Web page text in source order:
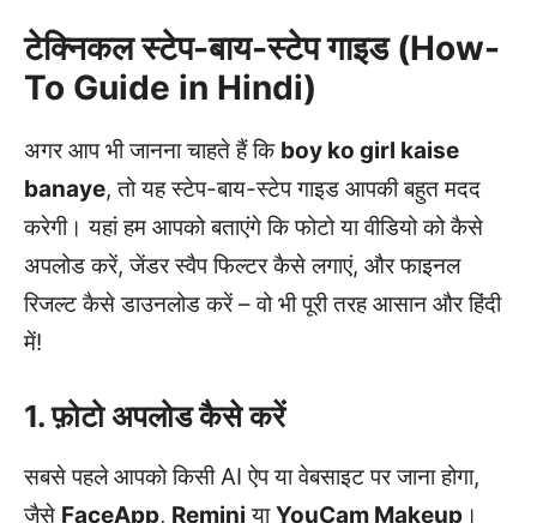
टेक्निकल स्टेप-बाय-स्टेप गाइड (How-
To Guide in Hindi)
अगर आप भी जानना चाहते हैं कि boy ko girl kaise
banaye, तो यह स्टेप-बाय-स्टेप गाइड आपकी बहुत मदद
करेगी। यहां हम आपको बताएंगे कि फोटो या वीडियो को कैसे
अपलोड करें, जेंडर स्वैप फिल्टर कैसे लगाएं, और फाइनल
रिजल्ट कैसे डाउनलोड करें – वो भी पूरी तरह आसान और हिंदी
में!
1. फ़ोटो अपलोड कैसे करें
सबसे पहले आपको किसी AI ऐप या वेबसाइट पर जाना होगा,
जैसे FaceApp, Remini याYouCam Makeup ।